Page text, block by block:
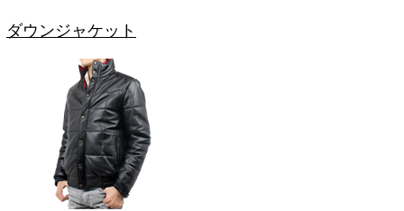
ダウンジャケット